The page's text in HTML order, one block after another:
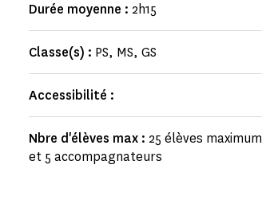
Durée moyenne : 2h15
Classe(s) : PS, MS, GS
Accessibilité :
Nbre d'élèves max : 25 élèves maximum
et 5 accompagnateurs